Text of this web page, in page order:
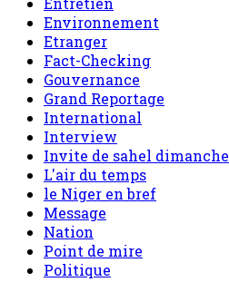
Environnement
Etranger
Fact-Checking
Gouvernance
Grand Reportage
International
Interview
Invite de sahel dimanche
L'air du temps
le Niger en bref
Message
Nation
Point de mire
Politique